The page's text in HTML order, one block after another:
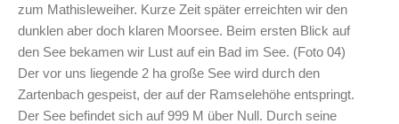
zum Mathisleweiher. Kurze Zeit später erreichten wir den
dunklen aber doch klaren Moorsee. Beim ersten Blick auf
den See bekamen wir Lust auf ein Bad im See. (Foto 04)
Der vor uns liegende 2 ha große See wird durch den
Zartenbach gespeist, der auf der Ramselehöhe entspringt.
Der See befindet sich auf 999 M über Null. Durch seine